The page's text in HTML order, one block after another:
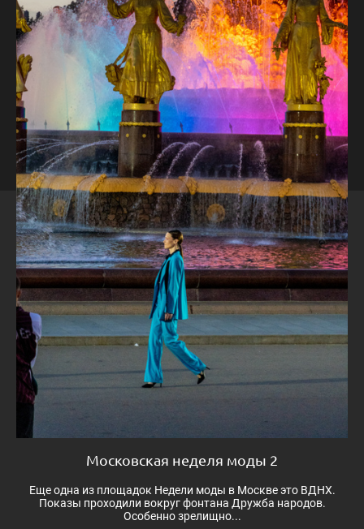
Московская неделя моды 2
Еще одна из площадок Недели моды в Москве это ВДНХ.
Показы проходили вокруг фонтана Дружба народов.
Особенно зрелищно...